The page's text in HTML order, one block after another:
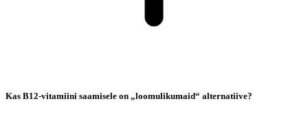
Kas B12-vitamiini saamisele on „loomulikumaid“ alternatiive?